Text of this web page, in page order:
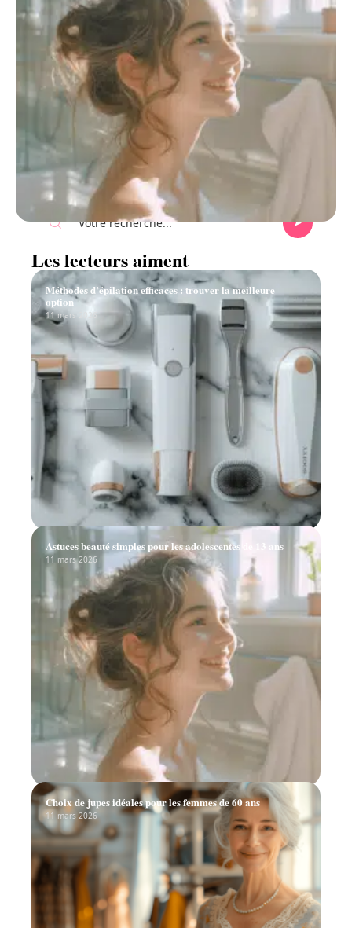
Recherche
Les lecteurs aiment
Méthodes d’épilation efficaces : trouver la meilleure
option
11 mars 2026
Astuces beauté simples pour les adolescentes de 13 ans
11 mars 2026
Choix de jupes idéales pour les femmes de 60 ans
11 mars 2026